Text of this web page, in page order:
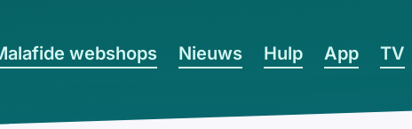
webshops Nieuws Hulp App TV